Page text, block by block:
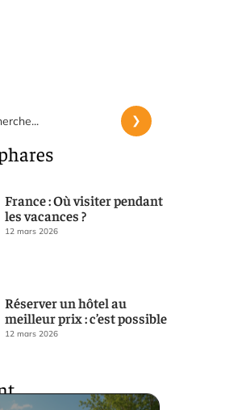
France : Où visiter pendant
les vacances ?
12 mars 2026
Réserver un hôtel au
meilleur prix : c’est possible
12 mars 2026